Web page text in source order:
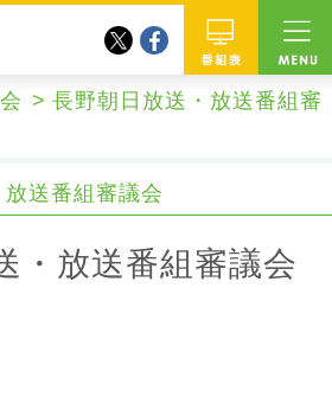
番組
twitterfacebook
長野朝日放送・放送番組審
放送番組審議会
・放送番組審議会